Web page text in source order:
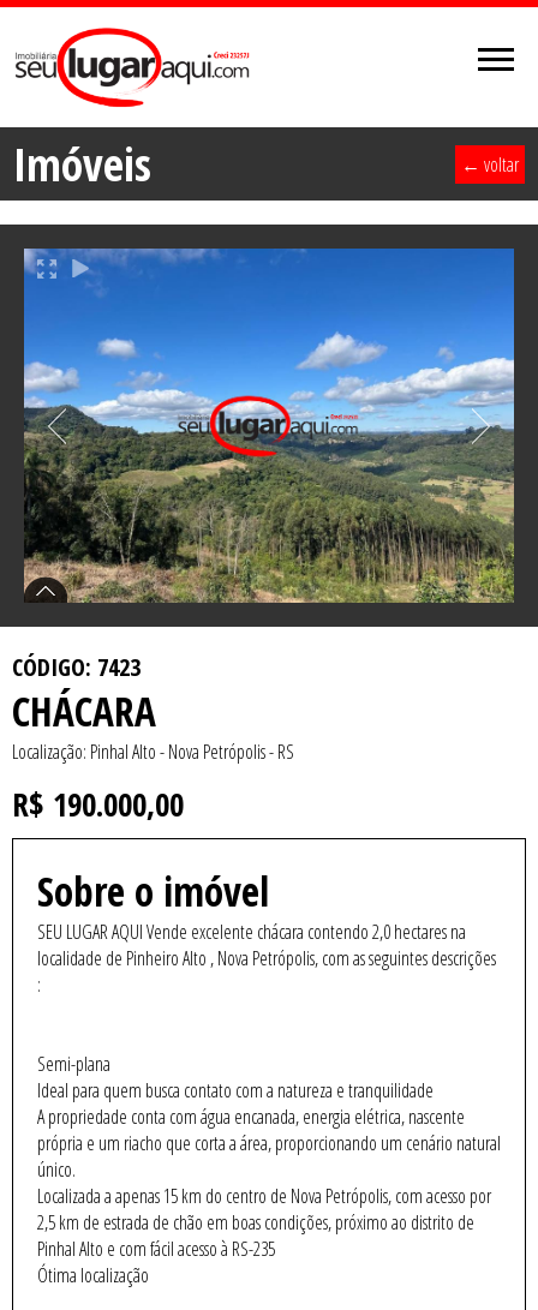
← voltar
Imóveis
CÓDIGO: 7423
CHÁCARA
Localização: Pinhal Alto - Nova Petrópolis - RS
R$ 190.000,00
Sobre o imóvel
SEU LUGAR AQUI Vende excelente chácara contendo 2,0 hectares na
localidade de Pinheiro Alto , Nova Petrópolis, com as seguintes descrições
:
Semi-plana
Ideal para quem busca contato com a natureza e tranquilidade
A propriedade conta com água encanada, energia elétrica, nascente
própria e um riacho que corta a área, proporcionando um cenário natural
único.
Localizada a apenas 15 km do centro de Nova Petrópolis, com acesso por
2,5 km de estrada de chão em boas condições, próximo ao distrito de
Pinhal Alto e com fácil acesso à RS-235
Ótima localização